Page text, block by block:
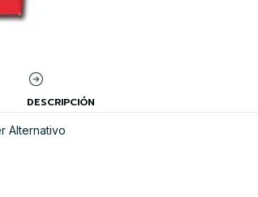
DESCRIPCIÓN
Alternativo